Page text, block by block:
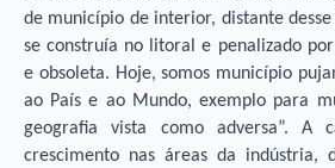
de município de interior, distante
se construía no litoral e penalizado
e obsoleta. Hoje, somos município
ao País e ao Mundo, exemplo para
geografia vista como adversa”. A
crescimento nas áreas da indústria,